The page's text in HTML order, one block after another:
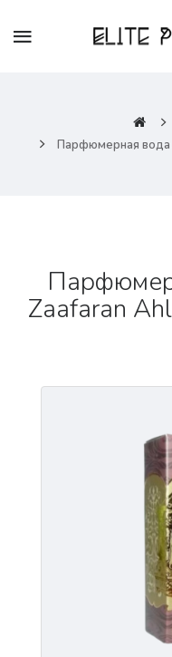
Парфюмерная вода
Zaafaran